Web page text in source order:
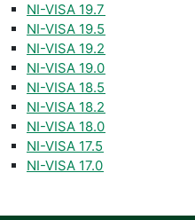
NI-VISA 19.7
NI-VISA 19.5
NI-VISA 19.2
NI-VISA 19.0
NI-VISA 18.5
NI-VISA 18.2
NI-VISA 18.0
NI-VISA 17.5
NI-VISA 17.0